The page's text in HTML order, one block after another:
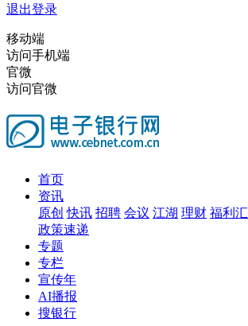
退出登录
移动端
访问手机端
官微
访问官微
首页
资讯
原创 快讯 招聘 会议 江湖 理财 福利汇
政策速递
专题
专栏
宣传年
AI播报
搜银行